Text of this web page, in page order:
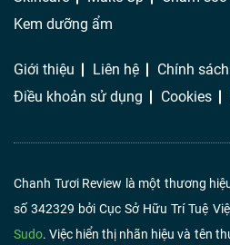
Kem dưỡng ẩm
Giới thiệu Liên hệ
Chính
Điều khoản sử dụng
Cookies
Chanh Tươi Review là một thương
số 342329 bởi Cục Sở Hữu Trí Tuệ
Sudo. Việc hiển thị nhãn hiệu và tên